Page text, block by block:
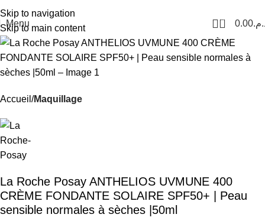
Skip to navigation
Skip to main content
Menu 0 0.00
Accueil Maquillage
La Roche Posay ANTHELIOS UVMUNE 400
CRÈME FONDANTE SOLAIRE SPF50+ | Peau
sensible normales à sèches |50ml